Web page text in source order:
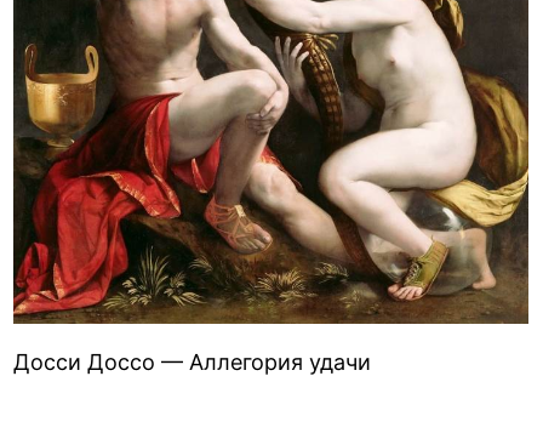
Досси Доссо — Аллегория удачи